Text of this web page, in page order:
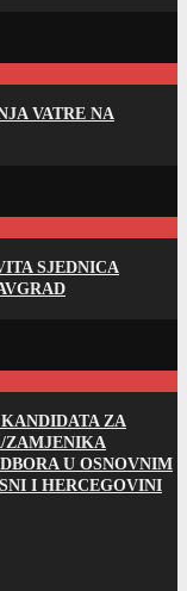
VATRE NA
SJEDNICA
ZA
ZAMJENIKA
U OSNOVNIM
I HERCEGOVINI